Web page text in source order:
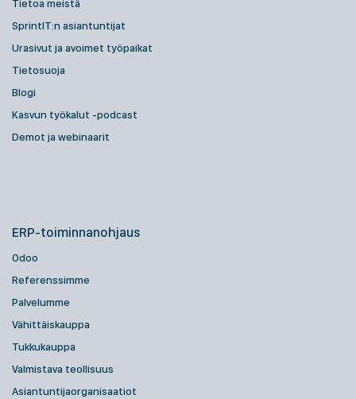
Tietoa meistä
SprintIT:n asiantuntijat
Urasivut ja avoimet työpaikat
Tietosuoja
Blogi
Kasvun työkalut -podcast
Demot ja webinaarit
ERP-toiminnanohjaus
Odoo
Referenssimme
Palvelumme
Vähittäiskauppa
Tukkukauppa
Valmistava teollisuus
Asiantuntijaorganisaatiot